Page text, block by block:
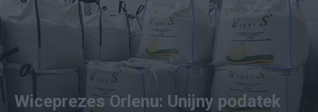
Wiceprezes Orlenu: Unijny podatek